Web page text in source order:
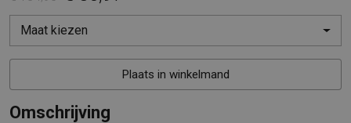
Maat kiezen
Plaats in winkelmand
Omschrijving